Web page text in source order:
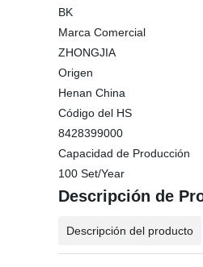
BK
Marca Comercial
ZHONGJIA
Origen
Henan China
Código del HS
8428399000
Capacidad de Producción
100 Set/Year
Descripción de
Descripción del producto